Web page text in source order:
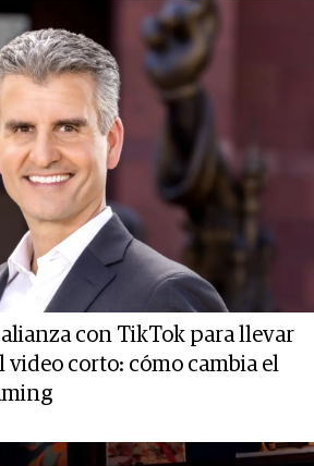
con TikTok para llevar
video corto: cómo cambia el